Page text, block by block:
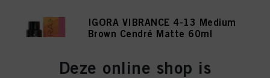
IGORA VIBRANCE 4-13 Medium
Brown Cendré Matte 60ml
Deze online shop is